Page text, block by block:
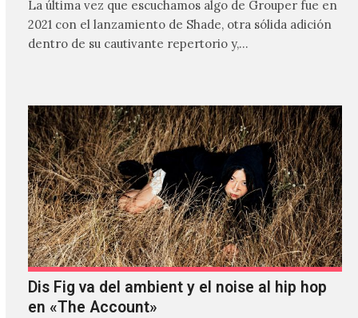
La última vez que escuchamos algo de Grouper fue en
2021 con el lanzamiento de Shade, otra sólida adición
dentro de su cautivante repertorio y,…
Dis Fig va del ambient y el noise al hip hop
en «The Account»